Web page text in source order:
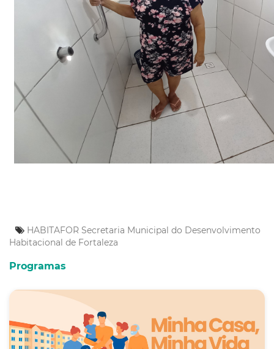
HABITAFOR Secretaria Municipal do Desenvolvimento
Habitacional de Fortaleza
Programas